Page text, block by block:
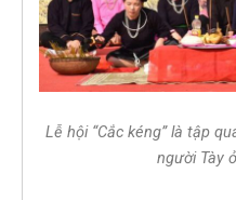
Lễ hội “Cắc kéng” là tập
người Tày